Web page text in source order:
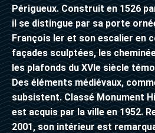
Périgueux. Construit en 1526
il se distingue par sa porte
François Ier et son escalier en
façades sculptées, les
les plafonds du XVIe siècle
Des éléments médiévaux,
subsistent. Classé Monument
est acquis par la ville en 1952.
2001, son intérieur est